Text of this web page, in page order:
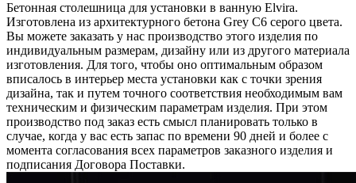
Бетонная столешница для установки в ванную Elvira.
Изготовлена из архитектурного бетона Grey C6 серого цвета.
Вы можете заказать у нас производство этого изделия по
индивидуальным размерам, дизайну или из другого материала
изготовления. Для того, чтобы оно оптимальным образом
вписалось в интерьер места установки как с точки зрения
дизайна, так и путем точного соответствия необходимым вам
техническим и физическим параметрам изделия. При этом
производство под заказ есть смысл планировать только в
случае, когда у вас есть запас по времени 90 дней и более с
момента согласования всех параметров заказного изделия и
подписания Договора Поставки.